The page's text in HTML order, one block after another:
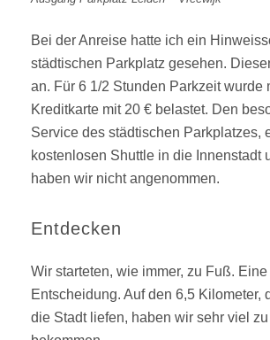
Bei der Anreise hatte ich ein
städtischen Parkplatz gesehen.
an. Für 6 1/2 Stunden Parkzeit wurde
Kreditkarte mit 20 € belastet. Den
Service des städtischen Parkplatzes,
kostenlosen Shuttle in die Innenstadt
haben wir nicht angenommen.
Entdecken
Wir starteten, wie immer, zu Fuß.
Entscheidung. Auf den 6,5 Kilometer,
die Stadt liefen, haben wir sehr viel